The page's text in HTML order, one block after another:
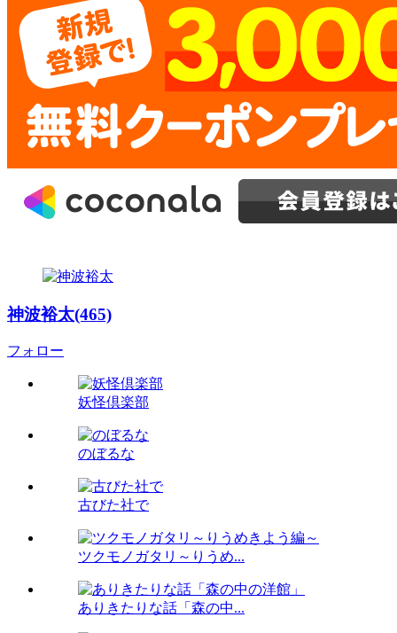
神波裕太(465)
フォロー
妖怪倶楽部
のぼるな
古びた社で
ツクモノガタリ～りうめ...
ありきたりな話「森の中...